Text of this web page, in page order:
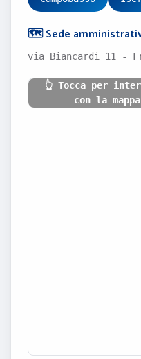
🗺️ Sede
via Biancardi 11 -
👆 Tocca per
con la mappa